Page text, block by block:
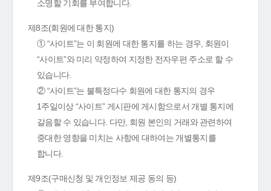
소명할 기회를 부여합니다.
제8조(회원에 대한 통지)
① “사이트”는 이 회원에 대한 통지를 하는 경우, 회원이
“사이트”와 미리 약정하여 지정한 전자우편 주소로 할 수
있습니다.
② “사이트”는 불특정다수 회원에 대한 통지의 경우
1주일이상 “사이트” 게시판에 게시함으로서 개별 통지에
갈음할 수 있습니다. 다만, 회원 본인의 거래와 관련하여
중대한 영향을 미치는 사항에 대하여는 개별통지를
합니다.
제9조(구매신청 및 개인정보 제공 동의 등)